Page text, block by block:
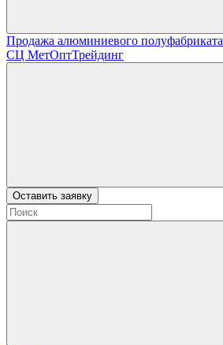
Продажа алюминиевого полуфабриката
СЦ МетОптТрейдинг
Оставить заявку